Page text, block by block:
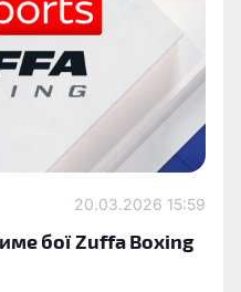
20.03.2026 15:59
бої Zuffa Boxing